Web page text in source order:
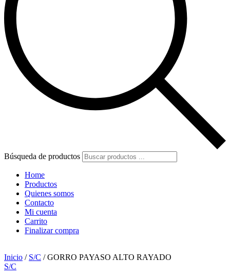
Búsqueda de productos
Home
Productos
Quienes somos
Contacto
Mi cuenta
Carrito
Finalizar compra
Inicio / S/C / GORRO PAYASO ALTO RAYADO
S/C